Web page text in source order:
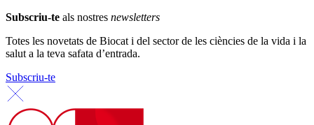
Subscriu-te als nostres newsletters
Totes les novetats de Biocat i del sector de les ciències de la vida i la
salut a la teva safata d’entrada.
Subscriu-te